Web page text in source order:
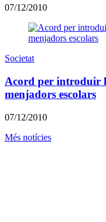
07/12/2010
Societat
Acord per introduir
menjadors escolars
07/12/2010
Més notícies